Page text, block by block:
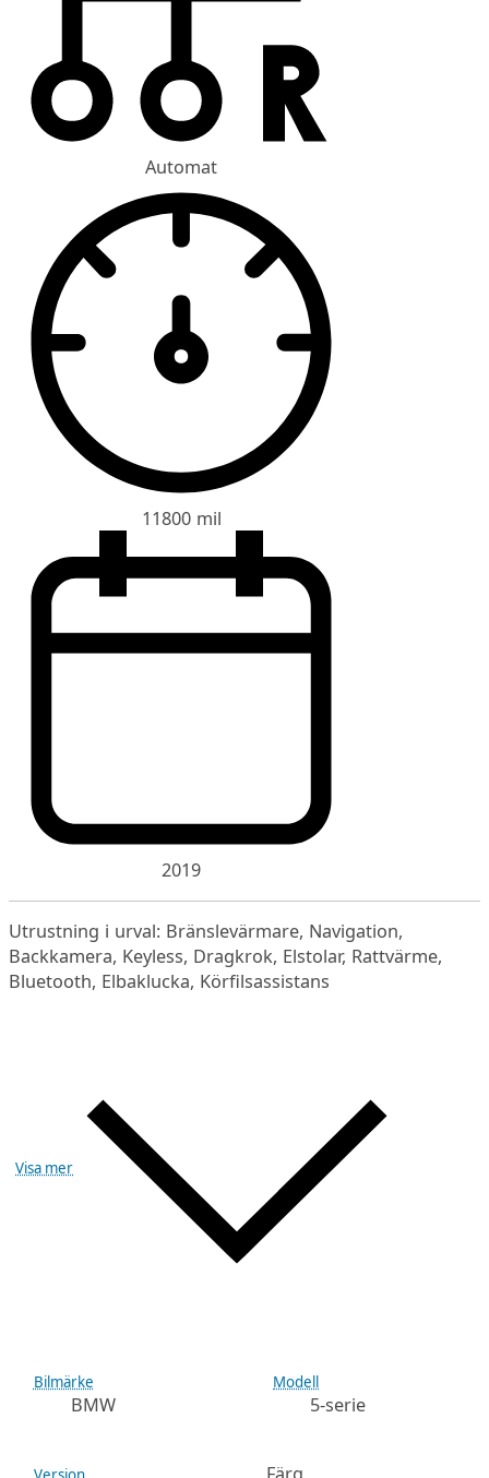
Automat
11800 mil
2019
Utrustning i urval: Bränslevärmare, Navigation,
Backkamera, Keyless, Dragkrok, Elstolar, Rattvärme,
Bluetooth, Elbaklucka, Körfilsassistans
Visa mer
Bilmärke
BMW
Modell
5-serie